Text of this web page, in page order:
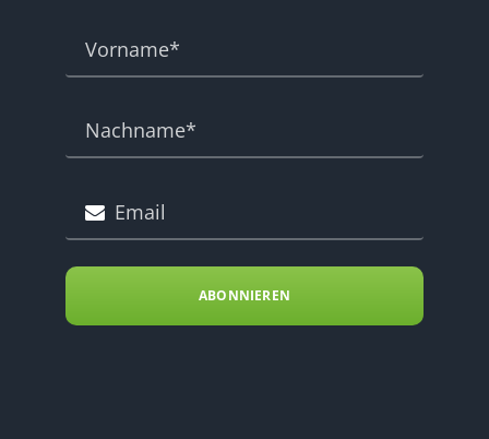
ABONNIEREN